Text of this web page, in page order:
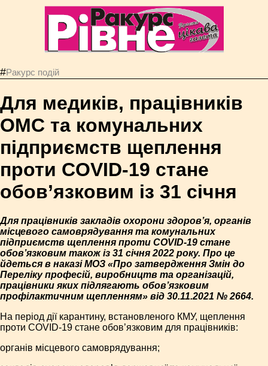
#Ракурс подій
Для медиків, працівників
ОМС та комунальних
підприємств щеплення
проти COVID-19 стане
обов’язковим із 31 січня
Для працівників закладів охорони здоров’я, органів
місцевого самоврядування та комунальних
підприємств щеплення проти COVID-19 стане
обов’язковим також із 31 січня 2022 року. Про це
йдеться в наказі МОЗ «Про затвердження Змін до
Переліку професій, виробництв та організацій,
працівники яких підлягають обов’язковим
профілактичним щепленням» від 30.11.2021 № 2664.
На період дії карантину, встановленого КМУ, щеплення
проти COVID-19 стане обов’язковим для працівників:
органів місцевого самоврядування;